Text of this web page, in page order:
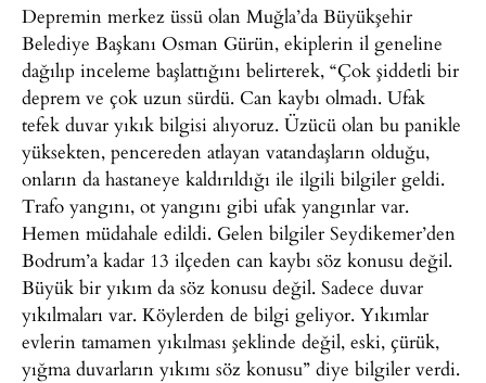
Depremin merkez üssü olan Muğla’da Büyükşehir
Belediye Başkanı Osman Gürün, ekiplerin il geneline
dağılıp inceleme başlattığını belirterek, “Çok şiddetli bir
deprem ve çok uzun sürdü. Can kaybı olmadı. Ufak
tefek duvar yıkık bilgisi alıyoruz. Üzücü olan bu panikle
yüksekten, pencereden atlayan vatandaşların olduğu,
onların da hastaneye kaldırıldığı ile ilgili bilgiler geldi.
Trafo yangını, ot yangını gibi ufak yangınlar var.
Hemen müdahale edildi. Gelen bilgiler Seydikemer’den
Bodrum’a kadar 13 ilçeden can kaybı söz konusu değil.
Büyük bir yıkım da söz konusu değil. Sadece duvar
yıkılmaları var. Köylerden de bilgi geliyor. Yıkımlar
evlerin tamamen yıkılması şeklinde değil, eski, çürük,
yığma duvarların yıkımı söz konusu” diye bilgiler verdi.